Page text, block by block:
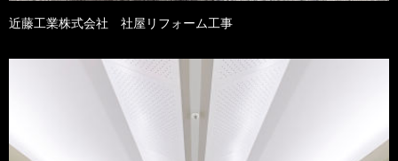
近藤工業株式会社 社屋リフォーム工事